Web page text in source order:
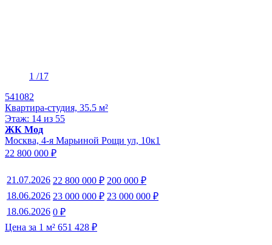
1 /17
541082
Квартира-студия, 35.5 м²
Этаж: 14 из 55
ЖК Мод
Москва, 4-я Марьиной Рощи ул, 10к1
22 800 000 ₽
21.07.2026 22 800 000 ₽ 200 000 ₽
18.06.2026 23 000 000 ₽ 23 000 000 ₽
18.06.2026 0 ₽
Цена за 1 м² 651 428 ₽